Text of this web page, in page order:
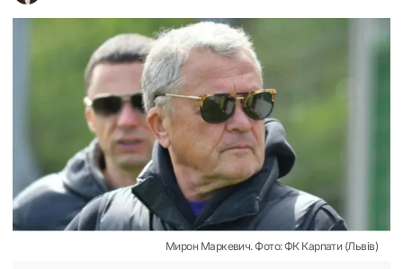
Мирон Маркевич. Фото: ФК Карпати (Львів)